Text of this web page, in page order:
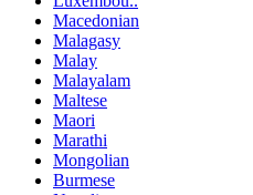
Macedonian
Malagasy
Malay
Malayalam
Maltese
Maori
Marathi
Mongolian
Burmese